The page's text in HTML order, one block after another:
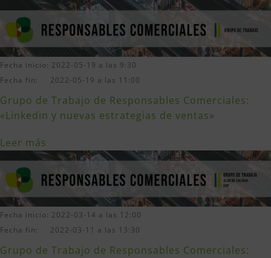
Fecha inicio: 2022-05-19 a las 9:30
Fecha fin: 2022-05-19 a las 11:00
Grupo de Trabajo de Responsables Comerciales:
«Linkedin y nuevas estrategias de ventas»
Leer más
Fecha inicio: 2022-03-14 a las 12:00
Fecha fin: 2022-03-11 a las 13:30
Grupo de Trabajo de Responsables Comerciales: